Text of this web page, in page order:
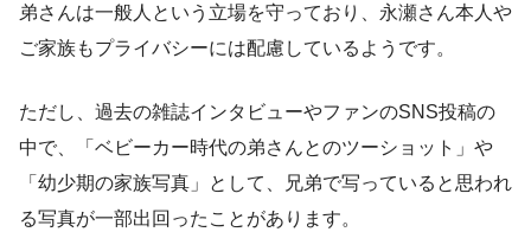
弟さんは一般人という立場を守っており、永瀬さん本人や
ご家族もプライバシーには配慮しているようです。
ただし、過去の雑誌インタビューやファンのSNS投稿の
中で、「ベビーカー時代の弟さんとのツーショット」や
「幼少期の家族写真」として、兄弟で写っていると思われ
る写真が一部出回ったことがあります。